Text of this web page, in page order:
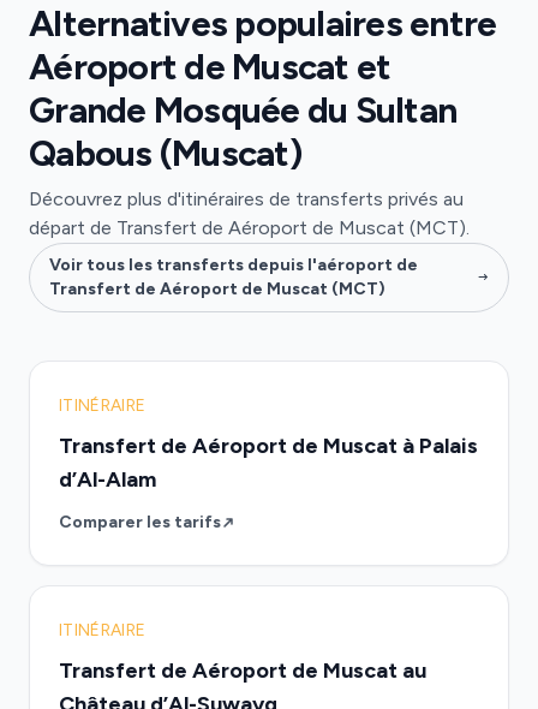
Alternatives populaires entre
Aéroport de Muscat et
Grande Mosquée du Sultan
Qabous (Muscat)
Découvrez plus d'itinéraires de transferts privés au
départ de Transfert de Aéroport de Muscat (MCT).
Voir tous les transferts depuis l'aéroport de
Transfert de Aéroport de Muscat (MCT)
ITINÉRAIRE
Transfert de Aéroport de Muscat à Palais
d’Al-Alam
Comparer les tarifs
ITINÉRAIRE
Transfert de Aéroport de Muscat au